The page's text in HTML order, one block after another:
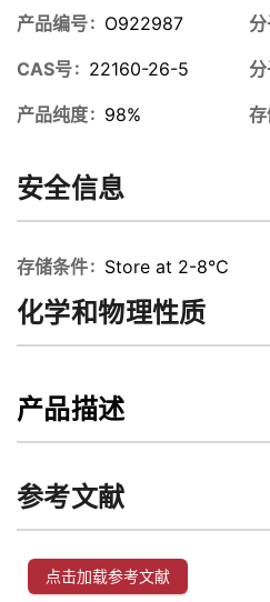
产品编号 O922987
CAS号 22160-26-5
产品纯度 98%
安全信息
存储条件 Store at 2-8℃
化学和物理性质
产品描述
参考文献
点击加载参考文献